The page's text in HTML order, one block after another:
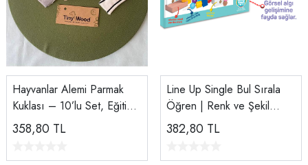
Hayvanlar Alemi Parmak
Kuklası – 10’lu Set, Eğitici
Aile ve Çocuk Oyunları
358,80 TL
Line Up Single Bul Sırala
Öğren | Renk ve Şekil
Sıralama Oyunu
382,80 TL